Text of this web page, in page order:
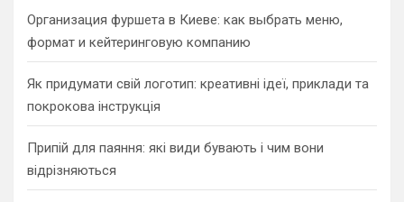
Организация фуршета в Киеве: как выбрать меню,
формат и кейтеринговую компанию
Як придумати свій логотип: креативні ідеї, приклади та
покрокова інструкція
Припій для паяння: які види бувають і чим вони
відрізняються